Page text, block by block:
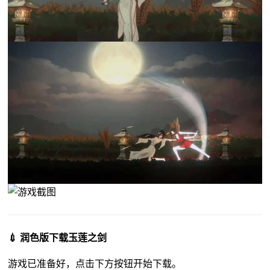
💉 润色版下载玉莲之剑
游戏已准备好，点击下方按钮开始下载。